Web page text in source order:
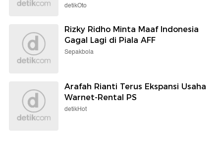
detikOto
Rizky Ridho Minta Maaf Indonesia
Gagal Lagi di Piala AFF
Sepakbola
Arafah Rianti Terus Ekspansi Usaha
Warnet-Rental PS
detikHot